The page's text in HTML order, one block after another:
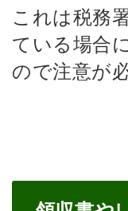
これは税務
ている場合
ので注意が